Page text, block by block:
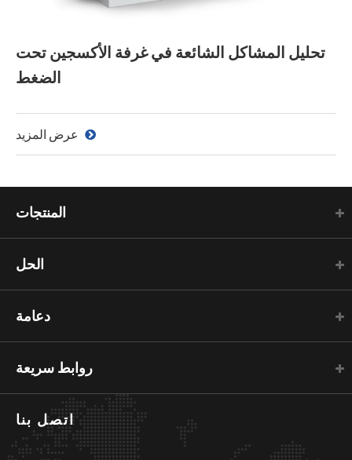
تحليل المشاكل الشائعة في غرفة الأكسجين تحت
الضغط
المنتجات
الحل
دعامة
روابط سريعة
اتصل بنا